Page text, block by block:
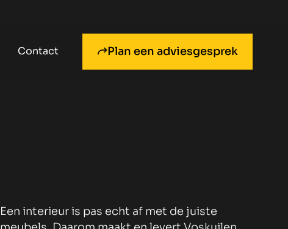
Contact Plan een adviesgesprek
Een interieur is pas echt af met de juiste